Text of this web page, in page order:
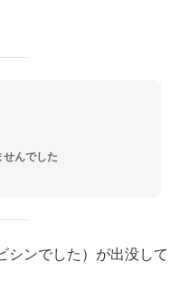
せんでした
シンでした）が出没して